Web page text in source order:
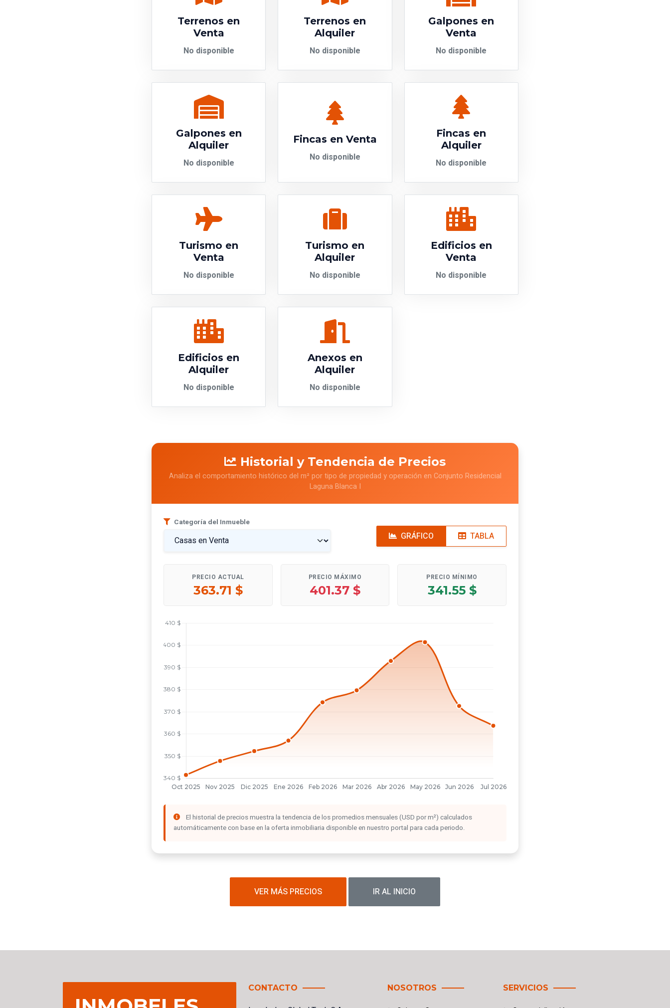
Terrenos en
Venta
No disponible
Terrenos en
Alquiler
No disponible
Galpones en
Venta
No disponible
Galpones en
Alquiler
No disponible
Fincas en Venta
No disponible
Fincas en
Alquiler
No disponible
Turismo en
Venta
No disponible
Turismo en
Alquiler
No disponible
Edificios en
Venta
No disponible
Edificios en
Alquiler
No disponible
Anexos en
Alquiler
No disponible
Historial y Tendencia de Precios
Analiza el comportamiento histórico del m² por tipo de propiedad y operación en Conjunto Residencial
Laguna Blanca I
Categoría del Inmueble
GRÁFICO TABLA
PRECIO ACTUAL
363.71 $
PRECIO MÁXIMO
401.37 $
PRECIO MÍNIMO
341.55 $
El historial de precios muestra la tendencia de los promedios mensuales (USD por m²) calculados
automáticamente con base en la oferta inmobiliaria disponible en nuestro portal para cada periodo.
VER MÁS PRECIOS IR AL INICIO
CONTACTO NOSOTROS SERVICIOS